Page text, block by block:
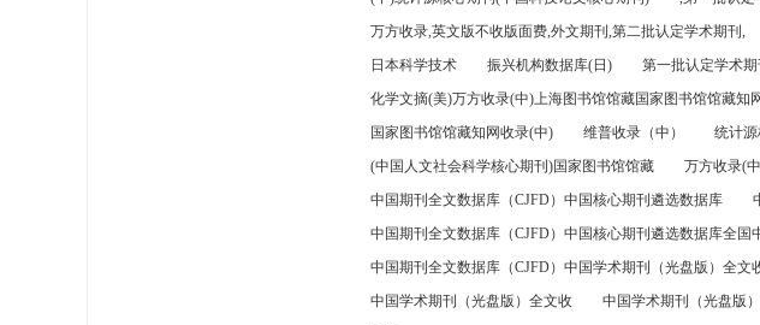
万方收录,英文版不收版面费,外文期刊,第二批认定学术期刊,
日本科学技术
振兴机构数据库(日) 第一批认定学术期
化学文摘(美)万方收录(中)上海图书馆馆藏国家图书馆馆藏知
国家图书馆馆藏知网收录(中)
维普收录（中） 统计源
(中国人文社会科学核心期刊)国家图书馆馆藏
万方收录(中
中国期刊全文数据库（CJFD）中国核心期刊遴选数据库
中国期刊全文数据库（CJFD）中国核心期刊遴选数据库全国
中国期刊全文数据库（CJFD）中国学术期刊（光盘版）全文
中国学术期刊（光盘版）全文收
中国学术期刊（光盘版